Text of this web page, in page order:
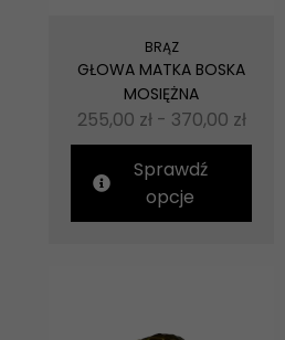
BRĄZ
GŁOWA MATKA BOSKA
MOSIĘŻNA
255,00 zł - 370,00 zł
Sprawdź
opcje